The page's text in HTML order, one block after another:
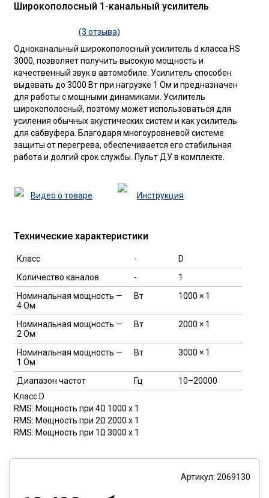
Широкополосный 1-канальный усилитель
(3 отзыва)
Одноканальный широкополосный усилитель d класса HS
3000, позволяет получить высокую мощность и
качественный звук в автомобиле. Усилитель способен
выдавать до 3000 Вт при нагрузке 1 Ом и предназначен
для работы с мощными динамиками. Усилитель
широкополосный, поэтому может использоваться для
усиления обычных акустических систем и как усилитель
для сабвуфера. Благодаря многоуровневой системе
защиты от перегрева, обеспечивается его стабильная
работа и долгий срок службы. Пульт ДУ в комплекте.
Видео о товаре Инструкция
Технические характеристики
Класс -
D
Количество каналов
-
1
Номинальная мощность —
4 Oм
Вт 1000 × 1
Номинальная мощность —
2 Oм
Вт 2000 × 1
Номинальная мощность —
1 Oм
Вт 3000 × 1
Диапазон частот Гц
10–20000
Класс D
RMS: Мощность при 4Ω 1000 х 1
RMS: Мощность при 2Ω 2000 х 1
RMS: Мощность при 1Ω 3000 х 1
Артикул: 2069130